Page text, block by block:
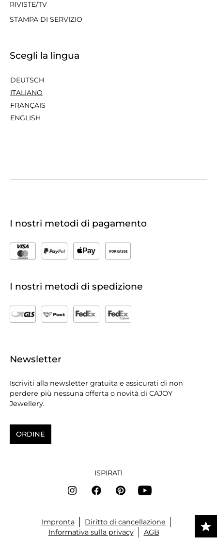
RIVISTE/TV
STAMPA DI SERVIZIO
Scegli la lingua
DEUTSCH
ITALIANO
FRANÇAIS
ENGLISH
I nostri metodi di pagamento
I nostri metodi di spedizione
Newsletter
Iscriviti alla newsletter gratuita e assicurati di non
perdere più nessuna offerta o novità di CAJOY
Jewellery.
ORDINE
ISPIRATI
Impronta
Diritto di cancellazione
Informativa sulla privacy
AGB